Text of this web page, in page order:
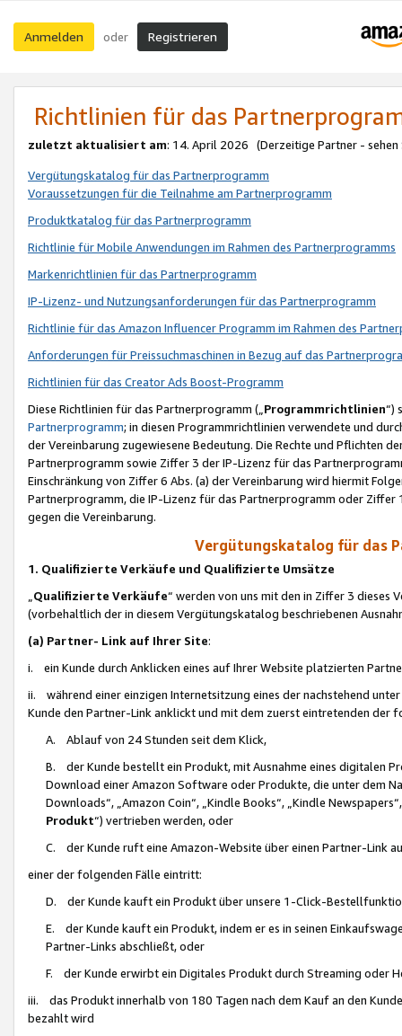
Anmelden oder Registrieren
Richtlinien für das
zuletzt aktualisiert am: 14. April 2026 (Derzeitige Partner - sehen
Vergütungskatalog für das Partnerprogramm
Voraussetzungen für die Teilnahme am Partnerprogramm
Produktkatalog für das Partnerprogramm
Richtlinie für Mobile Anwendungen im Rahmen des Partnerprogramms
Markenrichtlinien für das Partnerprogramm
IP-Lizenz- und Nutzungsanforderungen für das Partnerprogramm
Richtlinie für das Amazon Influencer Programm im Rahmen des
Anforderungen für Preissuchmaschinen in Bezug auf das
Richtlinien für das Creator Ads Boost-Programm
Diese Richtlinien für das Partnerprogramm („Programmrichtlinien“)
Partnerprogramm; in diesen Programmrichtlinien verwendete und
der Vereinbarung zugewiesene Bedeutung. Die Rechte und Pflichten
Partnerprogramm sowie Ziffer 3 der IP-Lizenz für das
Einschränkung von Ziffer 6 Abs. (a) der Vereinbarung wird hiermit
Partnerprogramm, die IP-Lizenz für das Partnerprogramm oder
gegen die Vereinbarung.
Vergütungskatalog für das
1. Qualifizierte Verkäufe und Qualifizierte Umsätze
Qualifizierte Verkäufe“ werden von uns mit den in Ziffer 3
(vorbehaltlich der in diesem Vergütungskatalog beschriebenen
(a) Partner- Link auf Ihrer Site:
i. ein Kunde durch Anklicken eines auf Ihrer Website platzierten
ii. während einer einzigen Internetsitzung eines der nachstehend
Kunde den Partner-Link anklickt und mit dem zuerst eintretenden der
A. Ablauf von 24 Stunden seit dem Klick,
B. der Kunde bestellt ein Produkt, mit Ausnahme eines digitalen
Download einer Amazon Software oder Produkte, die unter dem
Downloads“, „Amazon Coin“, „Kindle Books“, „Kindle
Produkt“) vertrieben werden, oder
C. der Kunde ruft eine Amazon-Website über einen Partner-Link
einer der folgenden Fälle eintritt:
D. der Kunde kauft ein Produkt über unsere 1-Click-
E. der Kunde kauft ein Produkt, indem er es in seinen
Partner-Links abschließt, oder
F. der Kunde erwirbt ein Digitales Produkt durch Streaming oder
iii. das Produkt innerhalb von 180 Tagen nach dem Kauf an den
bezahlt wird